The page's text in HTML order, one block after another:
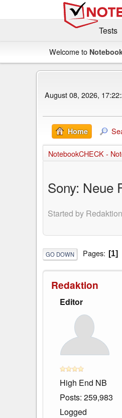
Tests
Welcome to
August 08, 2026,
Home
NotebookCHECK -
Sony: Neue
Started by
GO DOWN Pages 1
Redaktion
Editor
High End NB
Posts: 259,983
Logged